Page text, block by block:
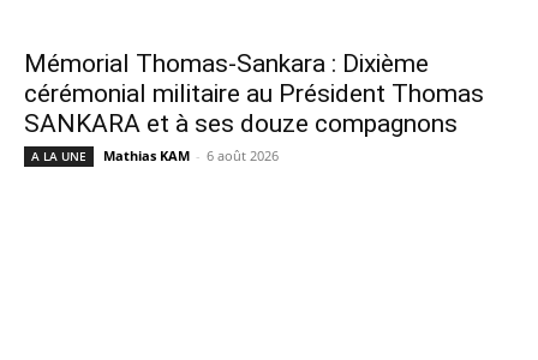
Mémorial Thomas-Sankara : Dixième
cérémonial militaire au Président Thomas
SANKARA et à ses douze compagnons
A LA UNE Mathias KAM - 6 août 2026